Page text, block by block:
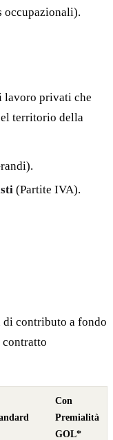
occupazionali).
lavoro privati che
territorio della
(Partite IVA).
contributo a fondo
contratto
Con
Premialità
GOL*